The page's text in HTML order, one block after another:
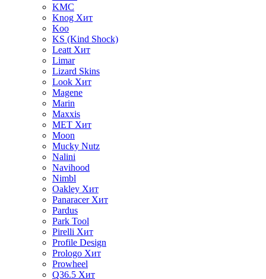
KMC
Knog Хит
Koo
KS (Kind Shock)
Leatt Хит
Limar
Lizard Skins
Look Хит
Magene
Marin
Maxxis
MET Хит
Moon
Mucky Nutz
Nalini
Navihood
Nimbl
Oakley Хит
Panaracer Хит
Pardus
Park Tool
Pirelli Хит
Profile Design
Prologo Хит
Prowheel
Q36.5 Хит